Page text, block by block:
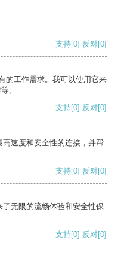
支持[0] 反对[0]
的工作需求。我可以使用它来
。
支持[0] 反对[0]
速度和安全性的连接，并帮
支持[0] 反对[0]
无限的流畅体验和安全性保
支持[0] 反对[0]